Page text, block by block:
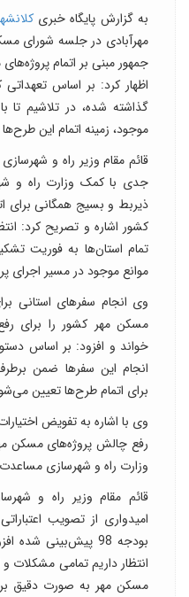
به گزارش پایگاه خبری
مهرآبادی در جلسه شورای
اظهار کرد: بر اساس
گذاشته شده، در تلاشیم تا
موجود، زمینه اتمام این طرح‌ها
قائم مقام وزیر راه و
جدی با کمک وزارت راه و
ذیربط و بسیج همگانی برای
کشور اشاره و تصریح کرد:
تمام استان‌ها به فوریت
موانع موجود در مسیر
وی انجام سفرهای استانی
مسکن مهر کشور را برای
خواند و افزود: بر اساس
انجام این سفرها ضمن
برای اتمام طرح‌ها تعیین
وی با اشاره به تفویض
رفع چالش پروژه‌های مسکن
وزارت راه و شهرسازی
قائم مقام وزیر راه و
امیدواری از تصویب
بودجه 98 پیش‌بینی
انتظار داریم تمامی مشکلات و
مسکن مهر به صورت دقیق